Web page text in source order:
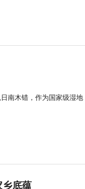
南木错，作为国家级湿
乡底蕴